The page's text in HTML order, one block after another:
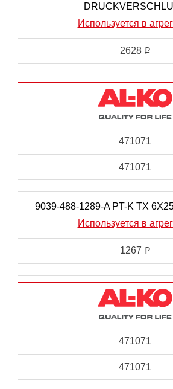
Используется в
2628 i
471071
471071
9039-488-1289-A PT-K TX
Используется в
1267 i
471071
471071